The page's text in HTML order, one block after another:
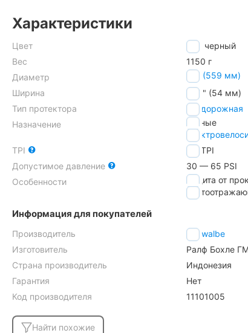
Характеристики
Цвет
черный
Вес
1150 г
Диаметр
26" (559 мм)
Ширина
2.10" (54 мм)
Тип протектора
внедорожная
Назначение
горные
TPI
67 TPI
Допустимое давление
30 — 65 PSI
Особенности
защита от
Информация для покупателей
Производитель
Schwalbe
Изготовитель
Ралф Бохле
Страна производитель
Индонезия
Гарантия
Нет
Код производителя
11101005
Найти похожие